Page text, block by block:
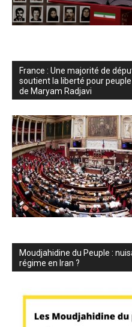
France : Une majorité de
soutient la liberté pour
de Maryam Radjavi
Moudjahidine du Peuple :
régime en Iran ?